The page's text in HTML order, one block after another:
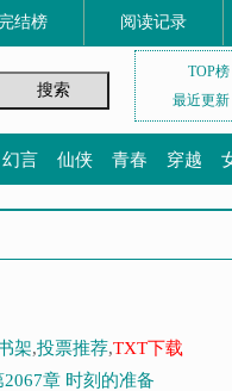
完结榜 阅读记录
TOP榜
最近更新
幻言 仙侠 青春 穿越
架,投票推荐,TXT下载
2067章 时刻的准备